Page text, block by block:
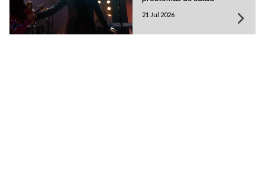
21 Jul 2026